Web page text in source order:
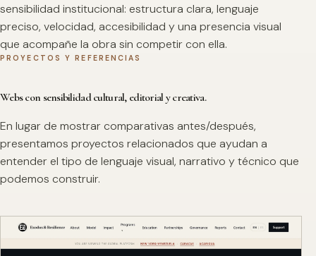
sensibilidad institucional: estructura clara, lenguaje
preciso, velocidad, accesibilidad y una presencia visual
que acompañe la obra sin competir con ella.
PROYECTOS Y REFERENCIAS
Webs con sensibilidad cultural, editorial y creativa.
En lugar de mostrar comparativas antes/después,
presentamos proyectos relacionados que ayudan a
entender el tipo de lenguaje visual, narrativo y técnico que
podemos construir.